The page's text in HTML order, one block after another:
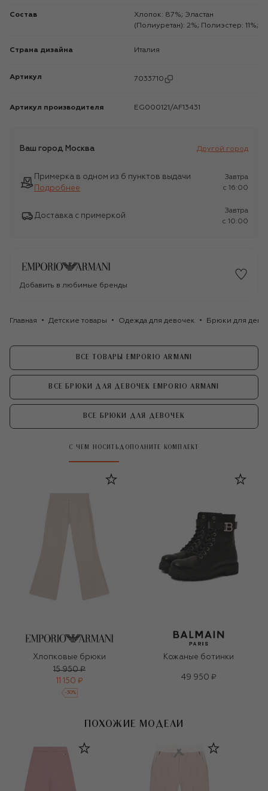
Состав
Хлопок: 87%; Эластан
(Полиуретан): 2%; Полиэстер: 11%;
Страна дизайна Италия
Артикул 7033710
Артикул производителя EG000121/AF13431
Ваш город Москва Другой город
Примерка в одном из 6 пунктов выдачи
Подробнее
Завтра
c 16:00
Доставка с примеркой
Завтра
c 10:00
Добавить в любимые бренды
Главная Детские товары Одежда для девочек Брюки для
ВСЕ ТОВАРЫ EMPORIO ARMANI
ВСЕ БРЮКИ ДЛЯ ДЕВОЧЕК EMPORIO ARMANI
ВСЕ БРЮКИ ДЛЯ ДЕВОЧЕК
С ЧЕМ НОСИТЬ ДОПОЛНИТЕ КОМПЛЕКТ
Хлопковые брюки
15 950 ₽
11 150 ₽
-30%
Кожаные ботинки
49 950 ₽
ПОХОЖИЕ МОДЕЛИ